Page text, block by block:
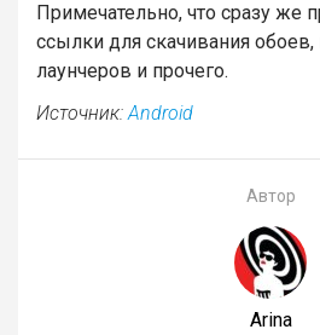
Примечательно, что сразу же
ссылки для скачивания
лаунчеров и прочего.
Источник:Android
Автор
Arina